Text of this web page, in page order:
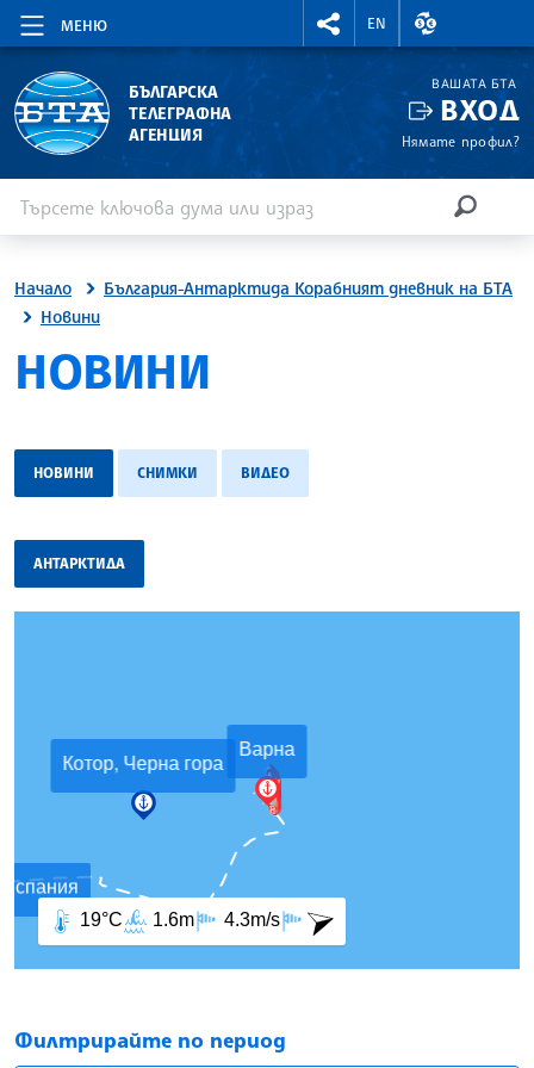
МЕНЮ
RIGHTMENU.SOCIAL
EN
ВАЛУТНИ
БЪЛГАРСКА
ТЕЛЕГРАФНА
АГЕНЦИЯ
ВАШАТА БТА
ВХОД
Нямате профил?
Начало
България-Антарктида Корабният дневник на БТА
Новини
НОВИНИ
НОВИНИ СНИМКИ ВИДЕО
АНТАРКТИДА
Филтрирайте по период